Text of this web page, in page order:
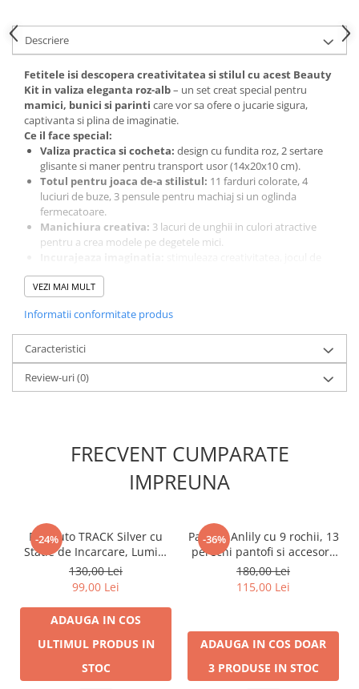
Descriere
Fetitele isi descopera creativitatea si stilul cu acest Beauty
Kit in valiza eleganta roz-alb– un set creat special pentru
mamici, bunici si parinti care vor sa ofere o jucarie sigura,
captivanta si plina de imaginatie.
Ce il face special:
Valiza practica si cocheta: design cu fundita roz, 2 sertare
glisante si maner pentru transport usor (14x20x10 cm).
Totul pentru joaca de-a stilistul: 11 farduri colorate, 4
luciuri de buze, 3 pensule pentru machiaj si un oglinda
fermecatoare.
Manichiura creativa: 3 lacuri de unghii in culori atractive
pentru a crea modele pe degetele mici.
rol si lucrul in echipa.
Sigur si distractiv:
Dimensiuni valiza:14x20x10 cm.
recomandata:5 ani+.
VEZI MAI MULT
Informatii conformitate produs
Caracteristici
Review-uri(0)
FRECVENT CUMPARATE
IMPREUNA
-24%
R/C Auto TRACK Silver cu
Statie de Incarcare, Lumini
si Sunete
130,00 Lei
99,00 Lei
ADAUGA IN COS
ULTIMUL PRODUS IN
STOC
-36%
Papusa Anlily cu 9 rochii, 13
perechi pantofi si accesorii
fashion pentru fetite
180,00 Lei
115,00 Lei
ADAUGA IN COS DOAR
3 PRODUSE IN STOC